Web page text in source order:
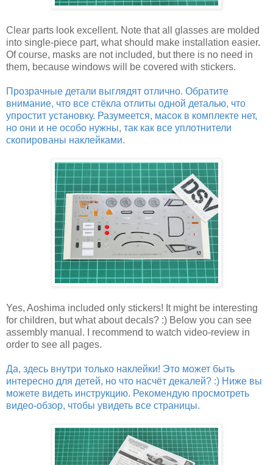
Clear parts look excellent. Note that all glasses are molded
into single-piece part, what should make installation easier.
Of course, masks are not included, but there is no need in
them, because windows will be covered with stickers.
Прозрачные детали выглядят отлично. Обратите
внимание, что все стёкла отлиты одной деталью, что
упростит установку. Разумеется, масок в комплекте нет,
но они и не особо нужны, так как все уплотнители
скопированы наклейками.
Yes, Aoshima included only stickers! It might be interesting
for children, but what about decals? :) Below you can see
assembly manual. I recommend to watch video-review in
order to see all pages.
Да, здесь внутри только наклейки! Это может быть
интересно для детей, но что насчёт декалей? :) Ниже вы
можете видеть инструкцию. Рекомендую просмотреть
видео-обзор, чтобы увидеть все страницы.